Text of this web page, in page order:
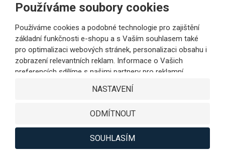
Používáme soubory cookies
Používáme cookies a podobné technologie pro zajištění
základní funkčnosti e-shopu a s Vaším souhlasem také
pro optimalizaci webových stránek, personalizaci obsahu i
zobrazení relevantních reklam. Informace o Vašich
preferencích sdílíme s našimi partnery pro reklamní,
sociální sítě i podrobné analýzy pouze s Vaším souhlasem.
Partneři mohou tyto údaje v rámci personalizace reklamy
využívání jejich služeb. Kliknutím na tlačítko SOUHLASÍM
vyjádříte Váš souhlas s ukládáním cookies k výkonovým,
funkčním a marketingovým účelům a s předáváním údajů o
chování na webu v rámci cílení reklamy na sociálních a
NASTAVENÍ
ODMÍTNOUT
SOUHLASÍM